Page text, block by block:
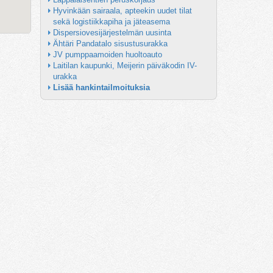
Hyvinkään sairaala, apteekin uudet tilat
sekä logistiikkapiha ja jäteasema
Dispersiovesijärjestelmän uusinta
Ähtäri Pandatalo sisustusurakka
JV pumppaamoiden huoltoauto
Laitilan kaupunki, Meijerin päiväkodin IV-
urakka
Lisää hankintailmoituksia